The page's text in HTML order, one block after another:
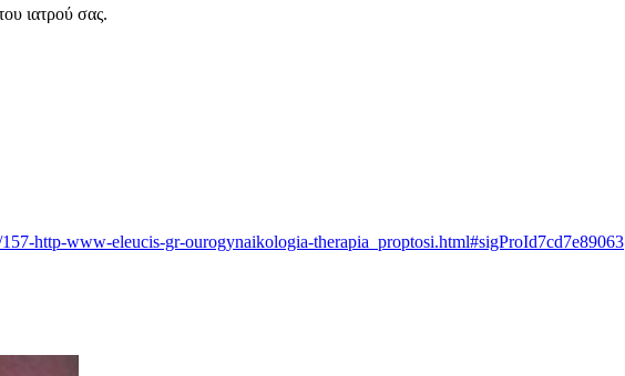
ιατρού σας.
http-www-eleucis-gr-ourogynaikologia-therapia_proptosi.html#sigProId7cd7e89063